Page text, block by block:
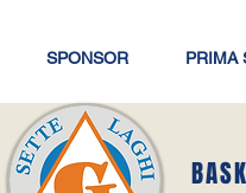
SPONSOR PRIMA